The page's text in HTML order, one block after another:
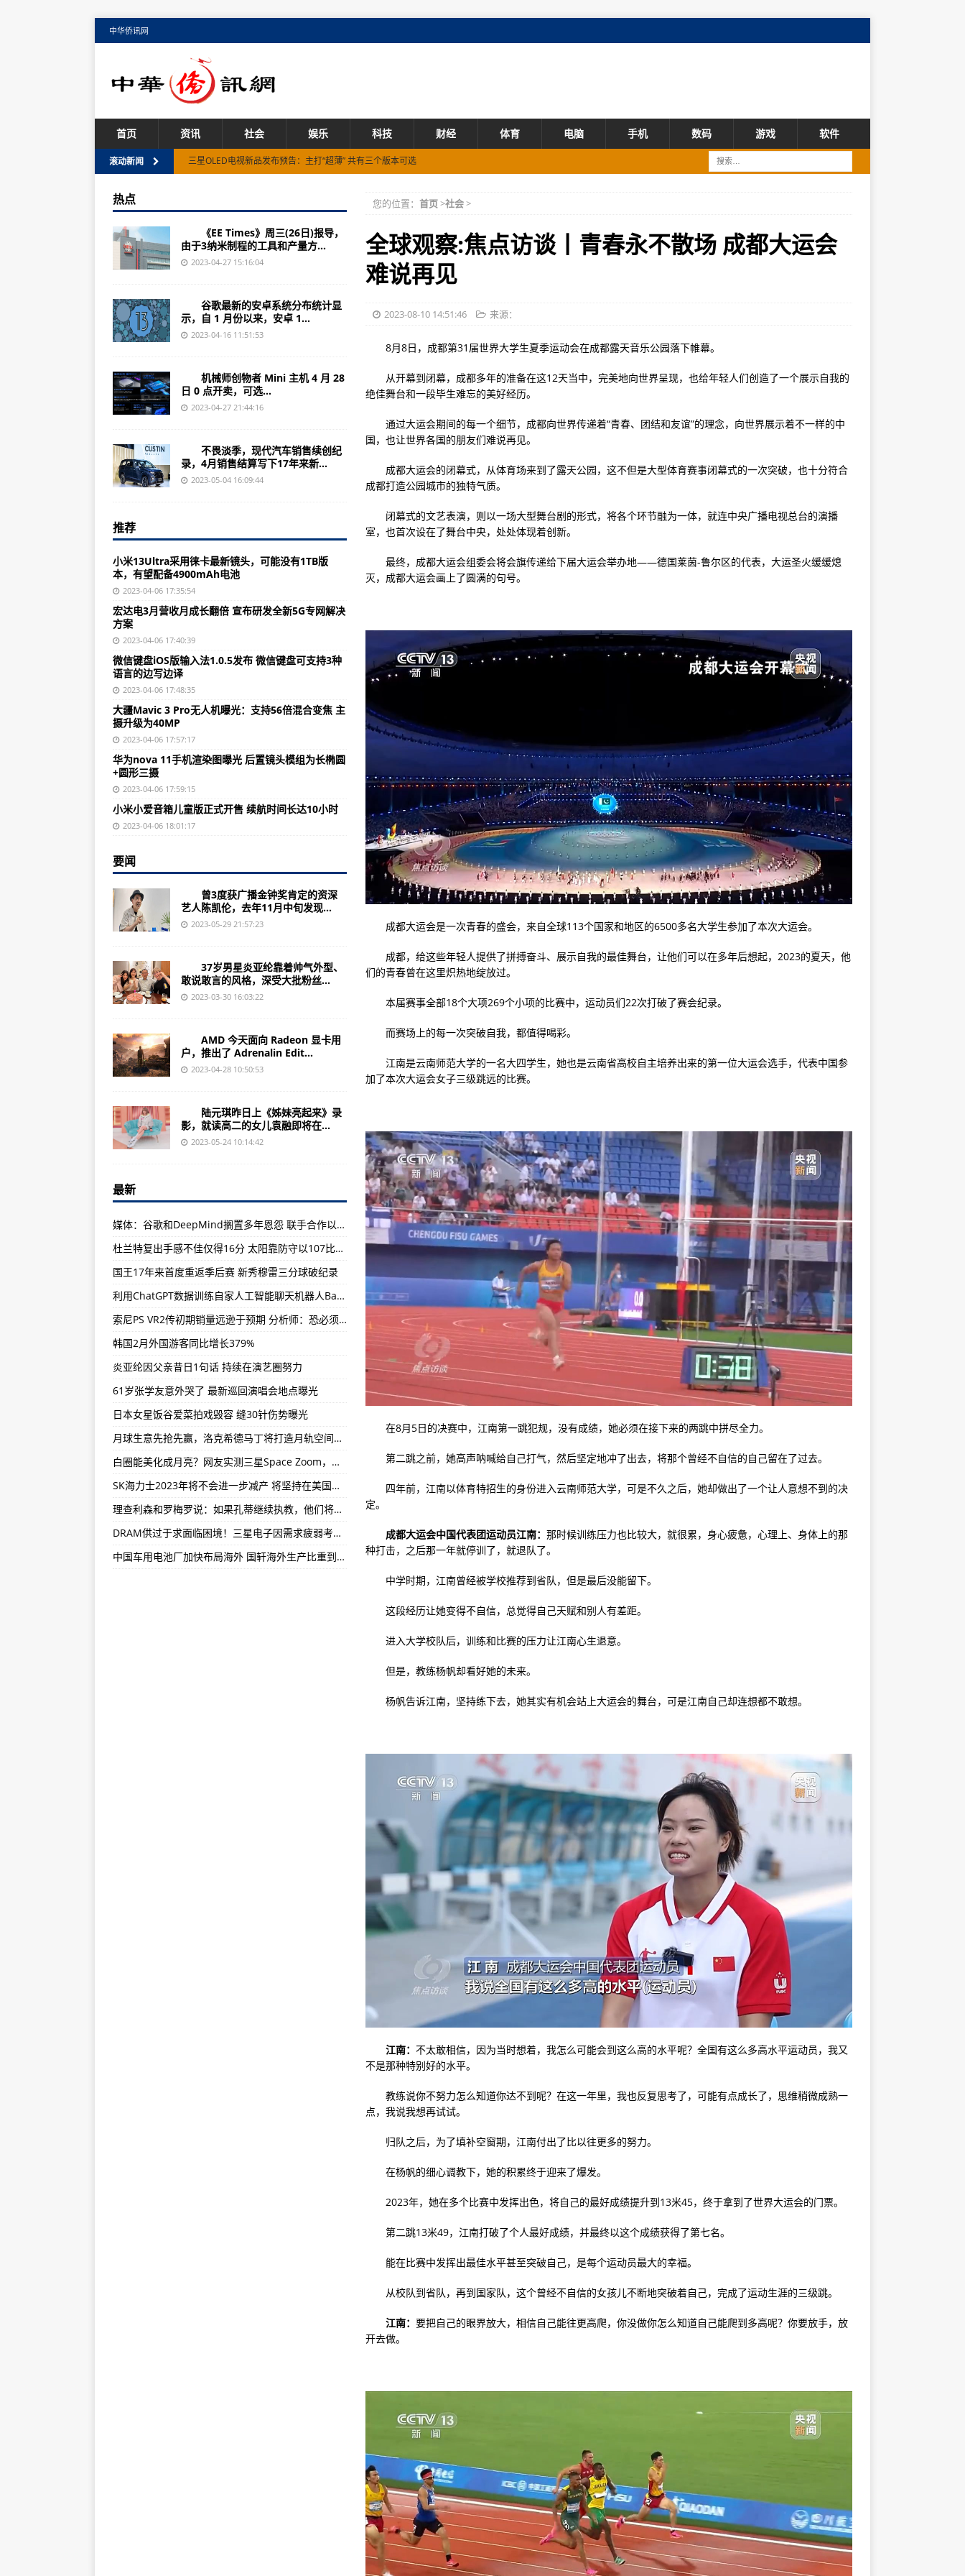
中华侨讯网
首页 资讯 社会 娱乐 科技 财经 体育 电脑 手机 数码 游戏 软件
滚动新闻
三星OLED电视新品发布预告：主打“超薄” 共有三个版本可选
华硕无畏 Pro 16 2023 款笔记本正式发布：搭载酷睿 i9-13980HX 处理器 支持独显直连
vivo Y36手机曝光：预计配备6.8英寸LCD显示屏 支持8GB虚拟内存
环球今日讯!小米Civi 3曝光：支持5G异网漫游
华硕ProArt 创16游戏本发布：拥有两个配置可选 售价15999元起
全球短讯!小米13 Ultra热销：很多老用户以旧换新
荣耀X50i手机开售 8GB+256GB版本售价为1399元
天天观点:国内用户无缘！iOS 17将支持三方应用商店或仅限欧洲
消息称三星Galaxy S24基础款手机配有Exynos 2400处理器 并非适用于所有市场
每日简讯:小米13 Ultra成了！很多小米11/12S Ultra老用户以旧换新
全球热推荐:双面泰坦玻璃+双向卫星通讯！魅族20 INFINITY无界版手机工信部入网
机械师曙光16 Pro AMD评测：采用16英寸2.5K 165Hz屏幕 拓展接口配置丰富
全球通讯!微信朋友圈上线11周年：你还爱发朋友圈么？
消息称三星Galaxy Z Fold 5/Z Flip 5手机提前至7发布 以巩固其可折叠手机市场地位
当前速讯:小米平板6 Pro开售：2399元起 天马屏幕成了
世界播报:宝马MINI冰淇淋事件：涉事女员工离职
报告称生成式AI对客户服务部门员工影响最为明显 提高客服14%生产力
OPPO Reno10 Pro+ 和 iQOO Neo8手机入网 均搭载高通骁龙8+Gen 1处理器
AI创业公司Runway推出旗下首款应用：目前只支持iOS系统 可在App Store免费下载
微速讯:小米平板6 Pro首销：骁龙8+旗舰 仅2399元
微软面向Win10、Win11系统发布了KB5025175更新 内置PowerShell脚本
世界关注:提前曝光！ROG Ally掌机定制款AMD Zen4处理器，是Steam Deck性能的2倍
《使命召唤：桌面游戏》官宣：游戏适合2人竞争或合作 将于2024年假期发售
全球通讯!小米13 Ultra首销即破发：线下降价100元
三星Exynos 2400芯片规格曝光 将采用三星4纳米的SF4P工艺量产
恒大汽车天津工厂暂缓生产恒驰5 计划于2023年5月恢复生产
全球今亮点!小米Civi3入网，前置双打孔，充电功率67W
视点!京东方解读vivo X Flip折叠屏，折叠产品使用体验感的又一次提升
天天热点!骁龙662加持！Nokia C300曝光：搭载安卓12系统
环球实时:2399元起！天马供货小米平板6 Pro：2.8K、144Hz旗舰级超高清LTPS显示屏
《Dead Island 2》游戏上架短短3天 玩家死亡次数超过2800万次
雷神MIX迷你主机现已在京东上架：无内存硬盘版2499元 16+512G版2999元
当前热点-iPhone 14真的救命了：三人脱险
全球微资讯!提前领跑618！真我五一购机狂欢来袭，全员价保618
宝骏汽车发布微型电动车悦也预告：主要展现了位于尾部的特殊装置“Car-watch”
【世界报资讯】对标iPhone 14 Pro系列！曝三星Galaxy Z Flip 5支持全屏息屏显示（AOD）
【全球新要闻】宝马蒸发市值150亿：能买5亿个冰淇淋
您的位置： 首页>社会>
全球观察:焦点访谈丨青春永不散场 成都大运会
难说再见
2023-08-10 14:51:46 来源：
8月8日，成都第31届世界大学生夏季运动会在成都露天音乐公园落下帷幕。
从开幕到闭幕，成都多年的准备在这12天当中，完美地向世界呈现，也给年轻人们创造了一个展示自我的
绝佳舞台和一段毕生难忘的美好经历。
通过大运会期间的每一个细节，成都向世界传递着“青春、团结和友谊”的理念，向世界展示着不一样的中
国，也让世界各国的朋友们难说再见。
成都大运会的闭幕式，从体育场来到了露天公园，这不但是大型体育赛事闭幕式的一次突破，也十分符合
成都打造公园城市的独特气质。
闭幕式的文艺表演，则以一场大型舞台剧的形式，将各个环节融为一体，就连中央广播电视总台的演播
室，也首次设在了舞台中央，处处体现着创新。
最终，成都大运会组委会将会旗传递给下届大运会举办地——德国莱茵-鲁尔区的代表，大运圣火缓缓熄
灭，成都大运会画上了圆满的句号。
成都大运会是一次青春的盛会，来自全球113个国家和地区的6500多名大学生参加了本次大运会。
成都，给这些年轻人提供了拼搏奋斗、展示自我的最佳舞台，让他们可以在多年后想起，2023的夏天，他
们的青春曾在这里炽热地绽放过。
本届赛事全部18个大项269个小项的比赛中，运动员们22次打破了赛会纪录。
而赛场上的每一次突破自我，都值得喝彩。
江南是云南师范大学的一名大四学生，她也是云南省高校自主培养出来的第一位大运会选手，代表中国参
加了本次大运会女子三级跳远的比赛。
在8月5日的决赛中，江南第一跳犯规，没有成绩，她必须在接下来的两跳中拼尽全力。
第二跳之前，她高声呐喊给自己打气，然后坚定地冲了出去，将那个曾经不自信的自己留在了过去。
四年前，江南以体育特招生的身份进入云南师范大学，可是不久之后，她却做出了一个让人意想不到的决
定。
成都大运会中国代表团运动员江南： 那时候训练压力也比较大，就很累，身心疲惫，心理上、身体上的那
种打击，之后那一年就停训了，就退队了。
中学时期，江南曾经被学校推荐到省队，但是最后没能留下。
这段经历让她变得不自信，总觉得自己天赋和别人有差距。
进入大学校队后，训练和比赛的压力让江南心生退意。
但是，教练杨帆却看好她的未来。
杨帆告诉江南，坚持练下去，她其实有机会站上大运会的舞台，可是江南自己却连想都不敢想。
江南： 不太敢相信，因为当时想着，我怎么可能会到这么高的水平呢？全国有这么多高水平运动员，我又
不是那种特别好的水平。
教练说你不努力怎么知道你达不到呢？在这一年里，我也反复思考了，可能有点成长了，思维稍微成熟一
点，我说我想再试试。
归队之后，为了填补空窗期，江南付出了比以往更多的努力。
在杨帆的细心调教下，她的积累终于迎来了爆发。
2023年，她在多个比赛中发挥出色，将自己的最好成绩提升到13米45，终于拿到了世界大运会的门票。
第二跳13米49，江南打破了个人最好成绩，并最终以这个成绩获得了第七名。
能在比赛中发挥出最佳水平甚至突破自己，是每个运动员最大的幸福。
从校队到省队，再到国家队，这个曾经不自信的女孩儿不断地突破着自己，完成了运动生涯的三级跳。
江南： 要把自己的眼界放大，相信自己能往更高爬，你没做你怎么知道自己能爬到多高呢？你要放手，放
开去做。
热点
《EE Times》周三(26日)报导，
由于3纳米制程的工具和产量方...
2023-04-27 15:16:04
谷歌最新的安卓系统分布统计显
示，自 1 月份以来，安卓 1...
2023-04-16 11:51:53
机械师创物者 Mini 主机 4 月 28
日 0 点开卖，可选...
2023-04-27 21:44:16
不畏淡季，现代汽车销售续创纪
录，4月销售结算写下17年来新...
2023-05-04 16:09:44
推荐
小米13Ultra采用徕卡最新镜头，可能没有1TB版
本，有望配备4900mAh电池
2023-04-06 17:35:54
宏达电3月营收月成长翻倍 宣布研发全新5G专网解决
方案
2023-04-06 17:40:39
微信键盘iOS版输入法1.0.5发布 微信键盘可支持3种
语言的边写边译
2023-04-06 17:48:35
大疆Mavic 3 Pro无人机曝光：支持56倍混合变焦 主
摄升级为40MP
2023-04-06 17:57:17
华为nova 11手机渲染图曝光 后置镜头模组为长椭圆
+圆形三摄
2023-04-06 17:59:15
小米小爱音箱儿童版正式开售 续航时间长达10小时
2023-04-06 18:01:17
要闻
曾3度获广播金钟奖肯定的资深
艺人陈凯伦，去年11月中旬发现...
2023-05-29 21:57:23
37岁男星炎亚纶靠着帅气外型、
敢说敢言的风格，深受大批粉丝...
2023-03-30 16:03:22
AMD 今天面向 Radeon 显卡用
户，推出了 Adrenalin Edit...
2023-04-28 10:50:53
陆元琪昨日上《姊妹亮起来》录
影，就读高二的女儿袁融即将在...
2023-05-24 10:14:42
最新
媒体：谷歌和DeepMind搁置多年恩怨 联手合作以追赶OpenAI
杜兰特复出手感不佳仅得16分 太阳靠防守以107比100险胜灰狼
国王17年来首度重返季后赛 新秀穆雷三分球破纪录
利用ChatGPT数据训练自家人工智能聊天机器人Bard？谷歌坚决否认
索尼PS VR2传初期销量远逊于预期 分析师：恐必须降价
韩国2月外国游客同比增长379%
炎亚纶因父亲昔日1句话 持续在演艺圈努力
61岁张学友意外哭了 最新巡回演唱会地点曝光
日本女星饭谷爱菜拍戏毁容 缝30针伤势曝光
月球生意先抢先赢，洛克希德马丁将打造月轨空间卫星通讯系统
白圈能美化成月亮？网友实测三星Space Zoom，遭爆出是假影片
SK海力士2023年将不会进一步减产 将坚持在美国建设先进封装厂计划
理查利森和罗梅罗说：如果孔蒂继续执教，他们将离开托特纳姆热刺
DRAM供过于求面临困境！三星电子因需求疲弱考虑减产
中国车用电池厂加快布局海外 国轩海外生产比重到2025年增至三成